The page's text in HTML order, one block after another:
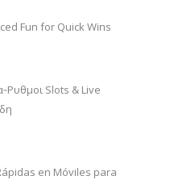
Fun for Quick Wins
Slots & Live
en Móviles para